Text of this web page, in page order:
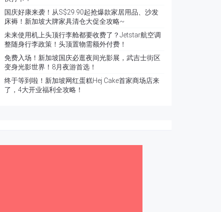
国庆好康来袭！从S$29.90起抢爆款家居用品、沙发
床褥！新加坡大牌家具清仓大促全攻略~
未来使用机上头顶行李舱都要收费了？Jetstar航空调
整随身行李政策！头顶置物需额外付费！
免费入场！新加坡国庆必逛夜间光影展，武吉士街区
变身光影世界！8月夜游首选！
终于等到啦！新加坡网红蛋糕Hej Cake首家商场店来
了，4大开业福利全攻略！